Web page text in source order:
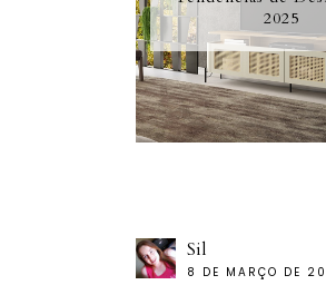
2025
Sil
8 DE MARÇO DE